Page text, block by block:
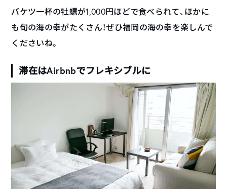
バケツ一杯の牡蠣が1,000円ほどで食べられて、ほかに
も旬の海の幸がたくさん！ぜひ福岡の海の幸を楽しんで
くださいね。
滞在はAirbnbでフレキシブルに